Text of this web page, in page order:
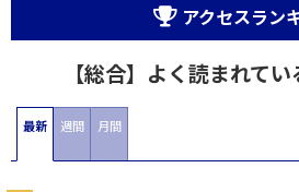
アクセスラン
【総合】よく読まれて
最新 週間 月間